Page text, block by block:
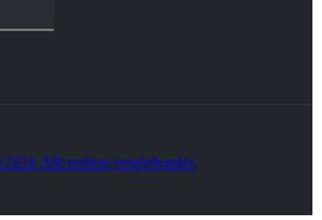
Alle rechten voorbehouden